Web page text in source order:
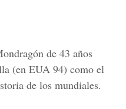
de 43 años
(en EUA 94) como el
de los mundiales.